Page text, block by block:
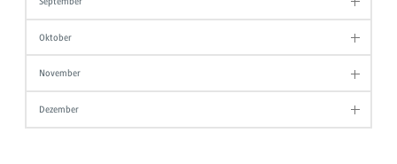
Oktober
November
Dezember